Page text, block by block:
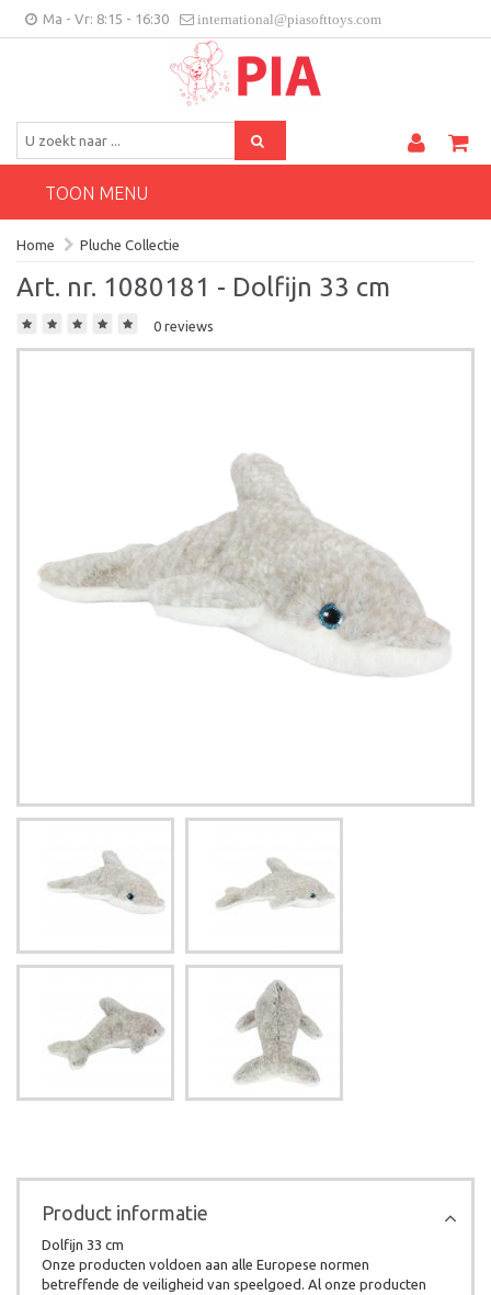
Ma - Vr: 8:15 - 16:30 international@piasofttoys.com
Klantenfeedback
BE/NL
TOON MENU
Home Pluche Collectie
Art. nr. 1080181 - Dolfijn 33 cm
0 reviews
Product informatie
Dolfijn 33 cm
Onze producten voldoen aan alle Europese normen
betreffende de veiligheid van speelgoed. Al onze producten